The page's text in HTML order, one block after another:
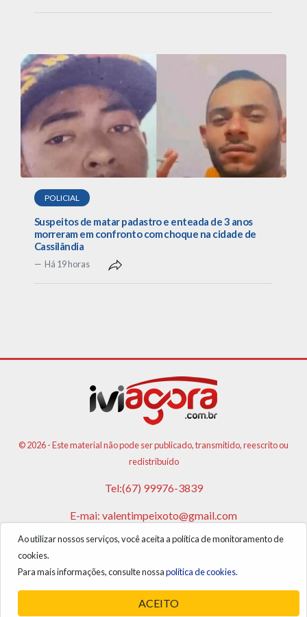
POLICIAL
Suspeitos de matar padastro e enteada de 3 anos
morreram em confronto com choque na cidade de
Cassilândia
Há 19 horas
Ao utilizar nossos serviços, você aceita a política de monitoramento de
cookies.
Para mais informações, consulte nossapolítica de cookies.
ACEITO
© 2026 - Este material não pode ser publicado, transmitido, reescrito ou
redistribuído
Tel:(67) 99976-3839
E-mai: valentimpeixoto@gmail.com
VPA AGENCIA DE PUBLICIDADES E NOTICIAS LTDA